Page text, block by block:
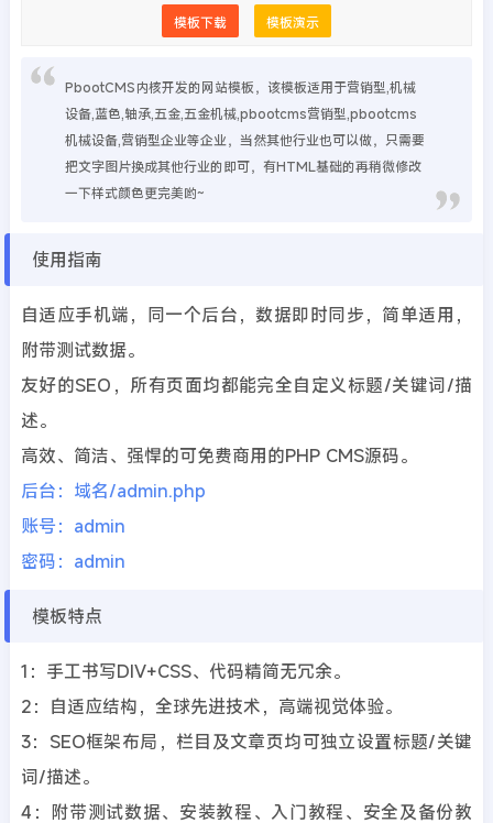
模板下载 模板演示
PbootCMS内核开发的网站模板，该模板适用于营销型,机械
设备,蓝色,轴承,五金,五金机械,pbootcms营销型,pbootcms
机械设备,营销型企业等企业，当然其他行业也可以做，只需要
把文字图片换成其他行业的即可，有HTML基础的再稍微修改
一下样式颜色更完美哟~
使用指南
自适应手机端，同一个后台，数据即时同步，简单适用，
附带测试数据。
友好的SEO，所有页面均都能完全自定义标题/关键词/描
述。
高效、简洁、强悍的可免费商用的PHP CMS源码。
后台：域名/admin.php
账号：admin
密码：admin
模板特点
1：手工书写DIV+CSS、代码精简无冗余。
2：自适应结构，全球先进技术，高端视觉体验。
3：SEO框架布局，栏目及文章页均可独立设置标题/关键
词/描述。
4：附带测试数据、安装教程、入门教程、安全及备份教